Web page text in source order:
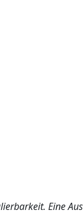
Eine